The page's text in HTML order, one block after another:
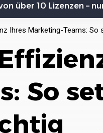
Hausmeister
Gebäudereinigung
Nutzen
Wer
über 10 Lizenzen –
Ihres Marketing-Teams: So
So